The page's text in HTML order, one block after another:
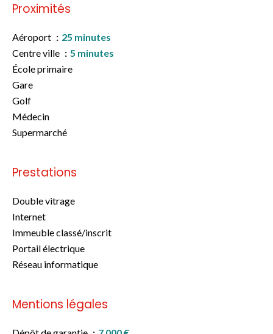
Proximités
Aéroport
25 minutes
Centre ville
5 minutes
École primaire
Gare
Golf
Médecin
Supermarché
Prestations
Double vitrage
Internet
Immeuble classé/inscrit
Portail électrique
Réseau informatique
Mentions légales